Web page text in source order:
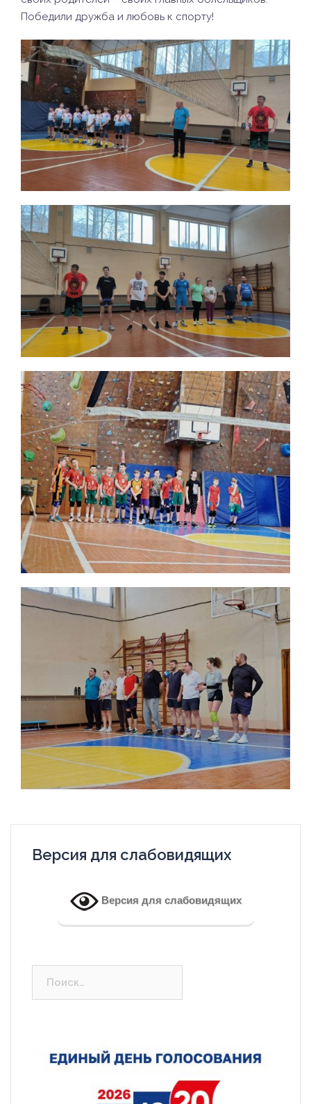
Победили дружба и любовь к спорту!
Версия для слабовидящих
Версия для слабовидящих